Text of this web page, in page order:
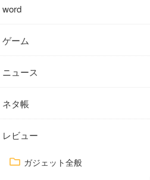
word
ゲーム
ニュース
ネタ帳
レビュー
ガジェット全般